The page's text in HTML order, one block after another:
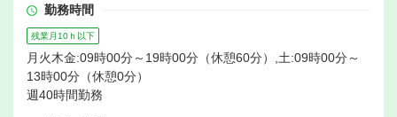
勤務時間
残業月10ｈ以下
月火木金:09時00分～19時00分（休憩60分）,土:09時00分～
13時00分（休憩0分）
週40時間勤務